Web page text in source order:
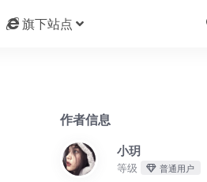
旗下站点
作者信息
小玥
等级 普通用户